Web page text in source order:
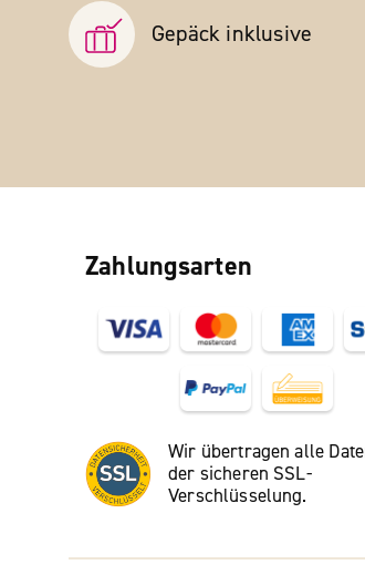
Gepäck inklusive
Zahlungsarten
Wir übertragen alle
der sicheren SSL-
Verschlüsselung.